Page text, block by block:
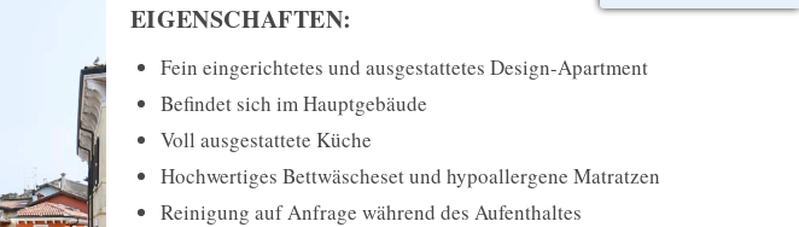
EIGENSCHAFTEN:
Fein eingerichtetes und ausgestattetes Design-Apartment
Befindet sich im Hauptgebäude
Voll ausgestattete Küche
Hochwertiges Bettwäscheset und hypoallergene Matratzen
Reinigung auf Anfrage während des Aufenthaltes